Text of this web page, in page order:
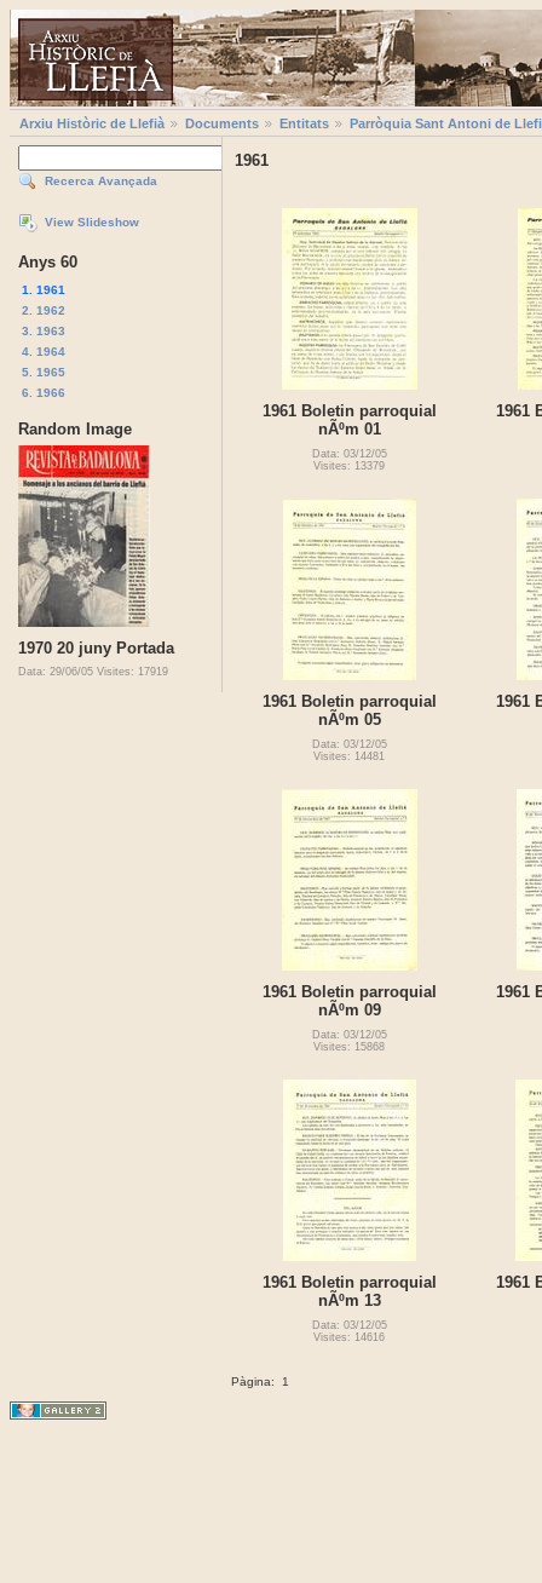
Arxiu Històric de Llefià Documents Entitats Parròquia Sant Antoni de
Recerca Avançada
View Slideshow
Anys 60
1. 1961
2. 1962
3. 1963
4. 1964
5. 1965
6. 1966
Random Image
1970 20 juny Portada
Data: 29/06/05 Visites: 17919
1961
1961 Boletin parroquial
nÃºm 01
Data: 03/12/05
Visites: 13379
1961
1961 Boletin parroquial
nÃºm 05
Data: 03/12/05
Visites: 14481
1961
1961 Boletin parroquial
nÃºm 09
Data: 03/12/05
Visites: 15868
1961
1961 Boletin parroquial
nÃºm 13
Data: 03/12/05
Visites: 14616
1961
Pàgina: 1